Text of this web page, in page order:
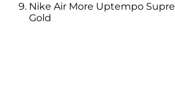
Nike Air More Uptempo
Gold